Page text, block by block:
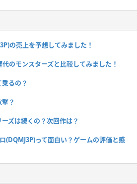
の売上を予想してみました！
のモンスターズと比較してみました！
るの？
？
ズは続くの？次回作は？
(DQMJ3P)って面白い？ゲームの評価と感